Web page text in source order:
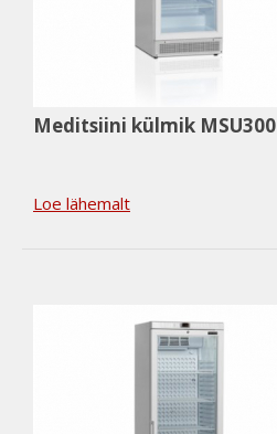
Meditsiini külmik MSU300
Loe lähemalt